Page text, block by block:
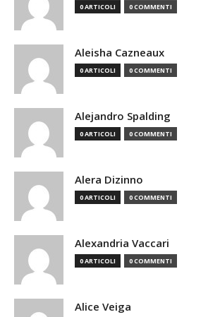
0 ARTICOLI 0 COMMENTI
Aleisha Cazneaux
0 ARTICOLI 0 COMMENTI
Alejandro Spalding
0 ARTICOLI 0 COMMENTI
Alera Dizinno
0 ARTICOLI 0 COMMENTI
Alexandria Vaccari
0 ARTICOLI 0 COMMENTI
Alice Veiga